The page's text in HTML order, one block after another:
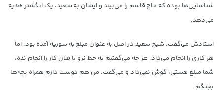
شناسایی‌ها بوده که حاج قاسم را می‌بیند و ایشان به سعید، یک انگشتر هدیه
می‌دهد.
استادش می‌گفت: شیخ سعید در اصل به عنوان مبلغ به سوریه آمده بود؛ اما
هر کاری را انجام می‌داد. هر چه می‌گفتیم به خط نرو یا فلان کار را انجام نده،
شما مبلغ هستی، گوش نمی‌داد و می‌گفت: من هم دوست دارم همراه بچه‌ها
بجنگم.